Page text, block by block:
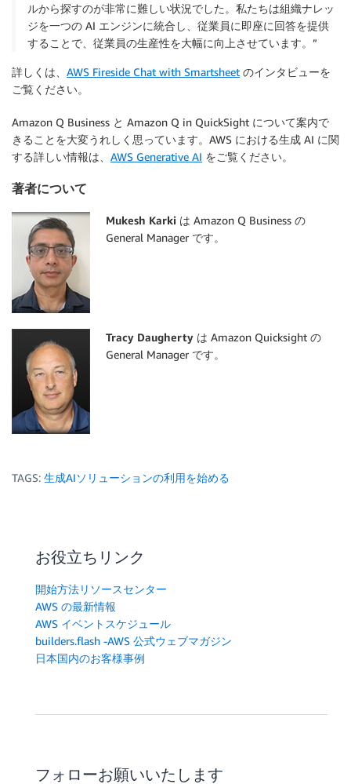
ルから探すのが非常に難しい状況でした。私たちは組織ナレッ
ジを一つの AI エンジンに統合し、従業員に即座に回答を提供
することで、従業員の生産性を大幅に向上させています。”
詳しくは、 AWS Fireside Chat with Smartsheet のインタビューを
ご覧ください。
Amazon Q Business と Amazon Q in QuickSight について案内で
きることを大変うれしく思っています。AWS における生成 AI に関
する詳しい情報は、 AWS Generative AI をご覧ください。
著者について
Mukesh Karki は Amazon Q Business の
General Manager です。
Tracy Daugherty は Amazon Quicksight の
General Manager です。
TAGS: 生成AIソリューションの利用を始める
お役立ちリンク
開始方法リソースセンター
AWS の最新情報
AWS イベントスケジュール
builders.flash -AWS 公式ウェブマガジン
日本国内のお客様事例
フォローお願いいたします